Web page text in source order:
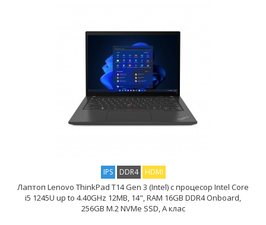
IPS DDR4 HDMI
Лаптоп Lenovo ThinkPad T14 Gen 3 (Intel) с процесор Intel Core
i5 1245U up to 4.40GHz 12MB, 14", RAM 16GB DDR4 Onboard,
256GB M.2 NVMe SSD, A клас